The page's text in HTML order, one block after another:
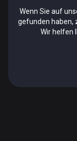
Wenn Sie auf
gefunden haben,
Wir helfen